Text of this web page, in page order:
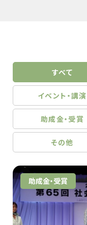
すべて
イベント・講演
助成金・受賞
その他
助成金・受賞